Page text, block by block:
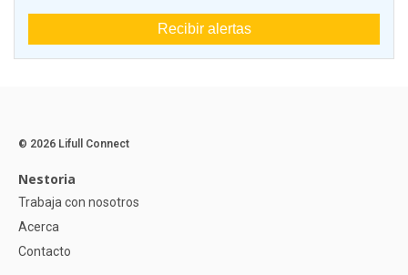
Recibir alertas
© 2026 Lifull Connect
Nestoria
Trabaja con nosotros
Acerca
Contacto